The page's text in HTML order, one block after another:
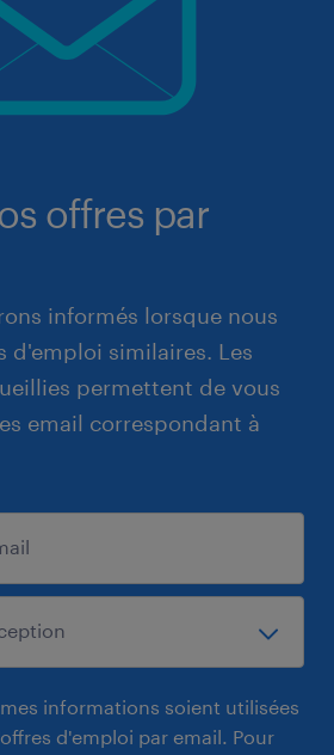
offres par
informés lorsque nous
d'emploi similaires. Les
permettent de vous
email correspondant à
informations soient utilisées
d'emploi par email. Pour